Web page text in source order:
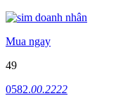
Mua ngay
49
0582.00.2222